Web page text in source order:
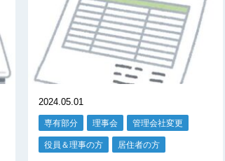
2024.05.01
専有部分 理事会 管理会社変更
役員＆理事の方 居住者の方